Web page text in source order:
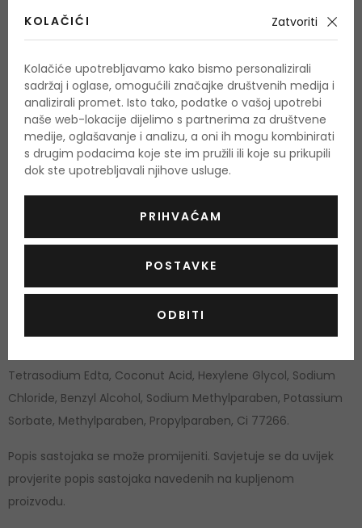
Stvarna boja može se razlikovati.
Upotreba
Nacrtajte crtu na kapku laganim potezima. Ostavite da se
osuši. Pažljivo zatvorite nakon svake upotrebe.
Količina i sastojci
Aqua, Styrene/acrylates/ammonium Methacrylate
Copolymer, Butylene Glycol, Bis-peg/ppg-16/16 Peg/ppg-
16/16 Dimethicone, Sorbitol, Sodium Laureth-12 Sulfate,
Laureth-2 Benzoate, Peg-6 Caprylic/capric Glycerides,
Tetrasodium Edta, Coconut Acid, Hexylene Glycol, Sodium
Chloride, Benzyl Alcohol, Sodium Methylparaben, Potassium
Sorbate, Methylparaben, Propylparaben, Ci 77266.
Popis sastojaka se može promijeniti. Savjetuje se da uvijek
provjerite popis sastojaka navedenih na kupljenom
proizvodu.
KOLAČIĆI Zatvoriti
Kolačiće upotrebljavamo kako bismo personalizirali
sadržaj i oglase, omogućili značajke društvenih medija i
analizirali promet. Isto tako, podatke o vašoj upotrebi
naše web-lokacije dijelimo s partnerima za društvene
medije, oglašavanje i analizu, a oni ih mogu kombinirati
s drugim podacima koje ste im pružili ili koje su prikupili
dok ste upotrebljavali njihove usluge.
PRIHVAĆAM
POSTAVKE
ODBITI